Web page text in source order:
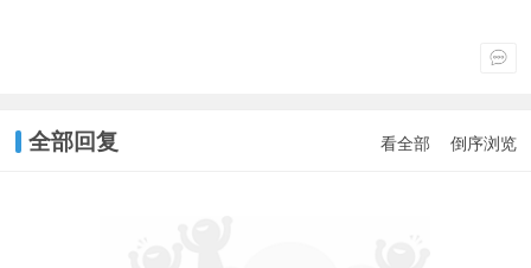
全部回复 看全部 倒序浏览